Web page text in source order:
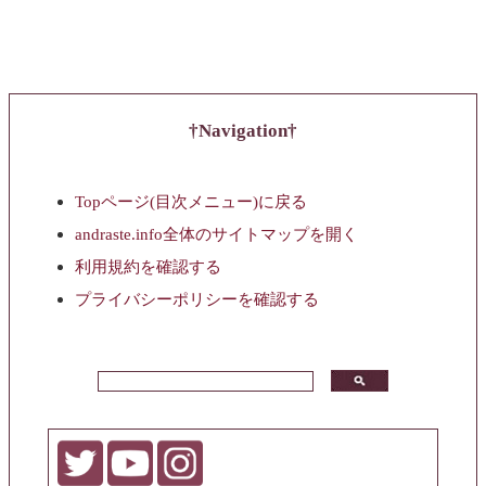
Navigation
Topページ(目次メニュー)に戻る
andraste.info全体のサイトマップを開く
利用規約を確認する
プライバシーポリシーを確認する